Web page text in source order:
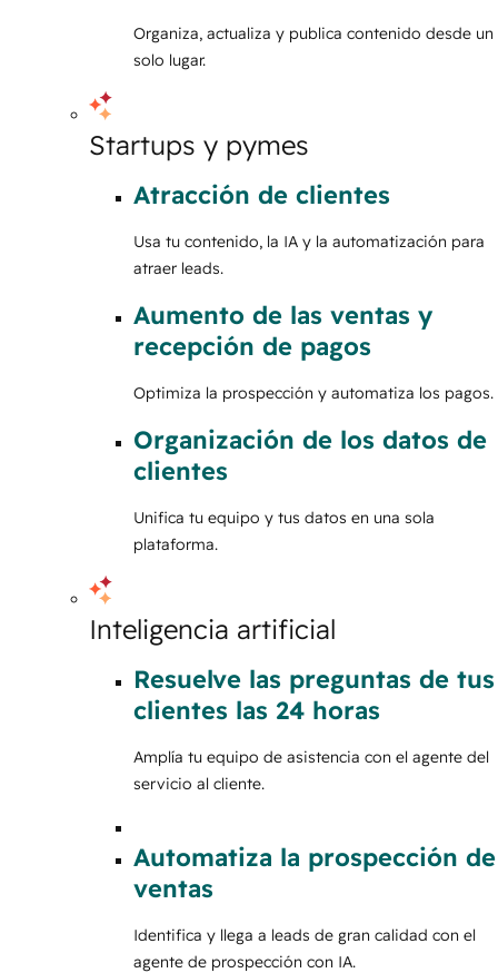
Organiza, actualiza y publica contenido desde un
solo lugar.
Startups y pymes
Atracción de clientes
Usa tu contenido, la IA y la automatización para
atraer leads.
Aumento de las ventas y
recepción de pagos
Optimiza la prospección y automatiza los pagos.
Organización de los datos de
clientes
Unifica tu equipo y tus datos en una sola
plataforma.
Inteligencia artificial
Resuelve las preguntas de tus
clientes las 24 horas
Amplía tu equipo de asistencia con el agente del
servicio al cliente.
Automatiza la prospección de
ventas
Identifica y llega a leads de gran calidad con el
agente de prospección con IA.